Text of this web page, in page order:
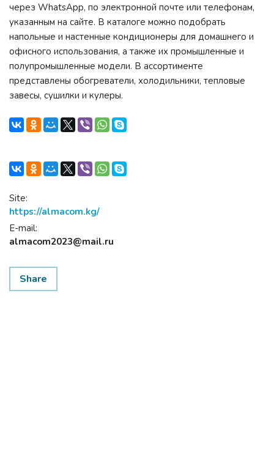
через WhatsApp, по электронной почте или телефонам,
указанным на сайте. В каталоге можно подобрать
напольные и настенные кондиционеры для домашнего и
офисного использования, а также их промышленные и
полупромышленные модели. В ассортименте
представлены обогреватели, холодильники, тепловые
завесы, сушилки и кулеры.
Site:
https://almacom.kg/
E-mail:
almacom2023@mail.ru
Share